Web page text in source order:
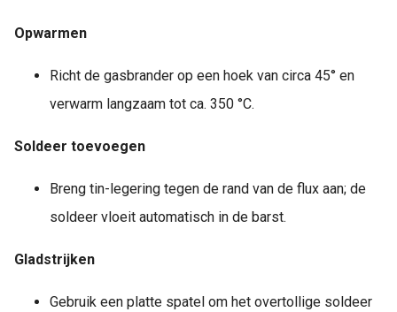
Opwarmen
Richt de gasbrander op een hoek van circa 45° en
verwarm langzaam tot ca. 350 °C.
Soldeer toevoegen
Breng tin-legering tegen de rand van de flux aan; de
soldeer vloeit automatisch in de barst.
Gladstrijken
Gebruik een platte spatel om het overtollige soldeer